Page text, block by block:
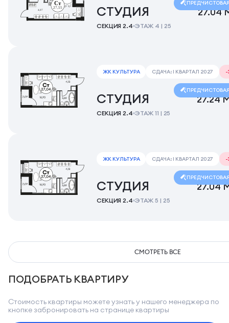
СМОТРЕТЬ ВСЕ
СТУДИЯ
СЕКЦИЯ 2.4 ЭТАЖ 4 | 25
27.04
ЖК КУЛЬТУРА СДАЧА: I КВАРТАЛ 2027 -
СТУДИЯ
СЕКЦИЯ 2.4 ЭТАЖ 11 | 25
27.24
ЖК КУЛЬТУРА СДАЧА: I КВАРТАЛ 2027 -
СТУДИЯ
СЕКЦИЯ 2.4 ЭТАЖ 5 | 25
27.04
ПОДОБРАТЬ КВАРТИРУ
Стоимость квартиры можете узнать у нашего менеджера по
кнопке забронировать на странице квартиры